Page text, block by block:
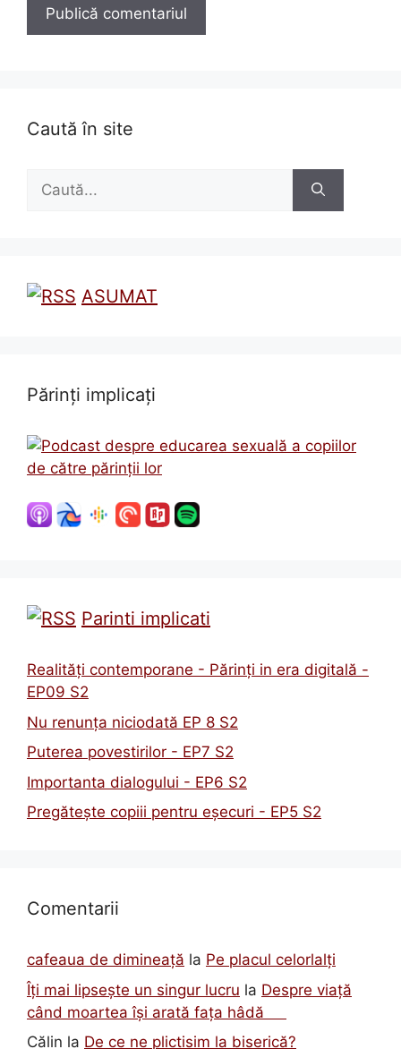
Caută în site
după:
ASUMAT
Părinți implicați
Parinti implicati
Realități contemporane - Părinți in era digitală -
EP09 S2
Nu renunța niciodată EP 8 S2
Puterea povestirilor - EP7 S2
Importanta dialogului - EP6 S2
Pregătește copiii pentru eșecuri - EP5 S2
Comentarii
cafeaua de dimineață la Pe placul celorlalți
Îți mai lipsește un singur lucru la Despre viață
când moartea își arată fața hâdă
Călin la De ce ne plictisim la biserică?